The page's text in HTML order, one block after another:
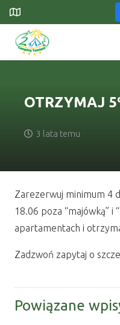
OTRZYMAJ
3 lata temu
Zarezerwuj minimum 4
18.06 poza “majówką” i
apartamentach i
Zadzwoń zapytaj o
Powiązane